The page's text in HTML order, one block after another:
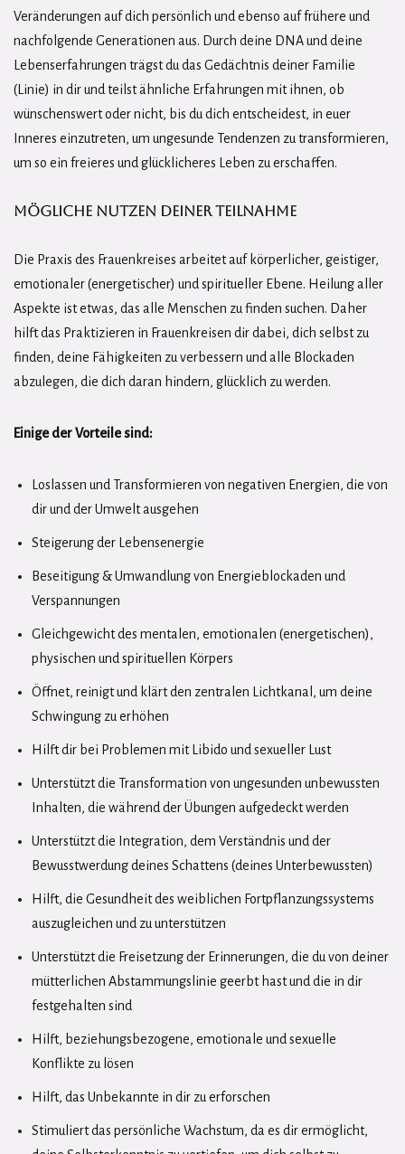
Veränderungen auf dich persönlich und ebenso auf frühere und
nachfolgende Generationen aus. Durch deine DNA und deine
Lebenserfahrungen trägst du das Gedächtnis deiner Familie
(Linie) in dir und teilst ähnliche Erfahrungen mit ihnen, ob
wünschenswert oder nicht, bis du dich entscheidest, in euer
Inneres einzutreten, um ungesunde Tendenzen zu transformieren,
um so ein freieres und glücklicheres Leben zu erschaffen.
Mögliche Nutzen deiner Teilnahme
Die Praxis des Frauenkreises arbeitet auf körperlicher, geistiger,
emotionaler (energetischer) und spiritueller Ebene. Heilung aller
Aspekte ist etwas, das alle Menschen zu finden suchen. Daher
hilft das Praktizieren in Frauenkreisen dir dabei, dich selbst zu
finden, deine Fähigkeiten zu verbessern und alle Blockaden
abzulegen, die dich daran hindern, glücklich zu werden.
Einige der Vorteile sind:
Loslassen und Transformieren von negativen Energien, die von
dir und der Umwelt ausgehen
Steigerung der Lebensenergie
Beseitigung & Umwandlung von Energieblockaden und
Verspannungen
Gleichgewicht des mentalen, emotionalen (energetischen),
physischen und spirituellen Körpers
Öffnet, reinigt und klärt den zentralen Lichtkanal, um deine
Schwingung zu erhöhen
Hilft dir bei Problemen mit Libido und sexueller Lust
Unterstützt die Transformation von ungesunden unbewussten
Inhalten, die während der Übungen aufgedeckt werden
Unterstützt die Integration, dem Verständnis und der
Bewusstwerdung deines Schattens (deines Unterbewussten)
Hilft, die Gesundheit des weiblichen Fortpflanzungssystems
auszugleichen und zu unterstützen
Unterstützt die Freisetzung der Erinnerungen, die du von deiner
mütterlichen Abstammungslinie geerbt hast und die in dir
festgehalten sind
Hilft, beziehungsbezogene, emotionale und sexuelle
Konflikte zu lösen
Hilft, das Unbekannte in dir zu erforschen
Stimuliert das persönliche Wachstum, da es dir ermöglicht,